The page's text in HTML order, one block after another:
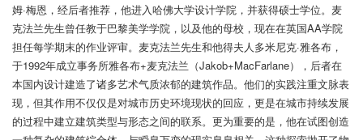
姆·梅恩，经后者推荐，他进入哈佛大学设计学院，并获得硕士学位。麦
克法兰先生曾任教于巴黎美学学院，以及他的母校，现在在英国AA学院
担任每学期末的作业评审。麦克法兰先生和他得夫人多米尼克·雅各布，
于1992年成立事务所雅各布+麦克法兰（Jakob+MacFarlane），后者在
本国内设计建造了诸多艺术气质浓郁的建筑作品。他们的实践注重文脉表
现，但其作用不仅仅是对城市历史环境现状的回应，更是在城市持续发展
的过程中建立建筑类型与形态之间的联系。更为重要的是，他在试图创造